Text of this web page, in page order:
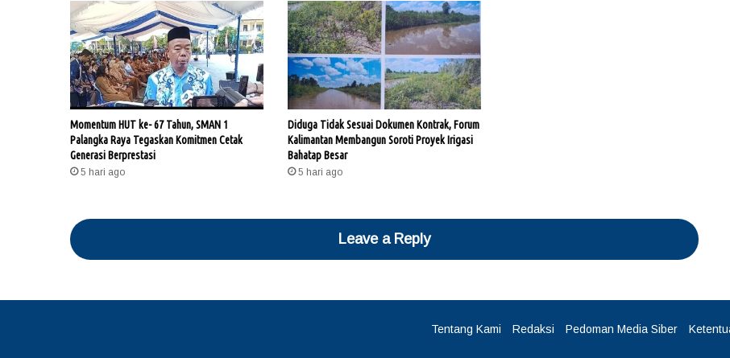
Momentum HUT ke- 67 Tahun, SMAN 1
Palangka Raya Tegaskan Komitmen Cetak
Generasi Berprestasi
5 hari ago
Diduga Tidak Sesuai Dokumen Kontrak, Forum
Kalimantan Membangun Soroti Proyek Irigasi
Bahatap Besar
5 hari ago
Leave a Reply
Tentang Kami Redaksi Pedoman Media Siber